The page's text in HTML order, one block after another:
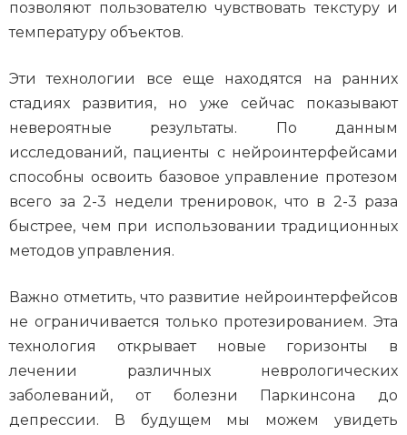
позволяют пользователю чувствовать текстуру и
температуру объектов.
Эти технологии все еще находятся на ранних
стадиях развития, но уже сейчас показывают
невероятные результаты. По данным
исследований, пациенты с нейроинтерфейсами
способны освоить базовое управление протезом
всего за 2-3 недели тренировок, что в 2-3 раза
быстрее, чем при использовании традиционных
методов управления.
Важно отметить, что развитие нейроинтерфейсов
не ограничивается только протезированием. Эта
технология открывает новые горизонты в
лечении различных неврологических
заболеваний, от болезни Паркинсона до
депрессии. В будущем мы можем увидеть